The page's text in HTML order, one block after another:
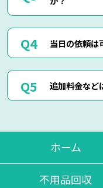
現地にて現物を確認
もございますので、
は、簡易お見積りを
正確なお見積りをご
頂ければ、無料にて
出張費などはもちろ
当社ではお見積り金
断で作業は行いませ
ただし悪質なキャン
場合もございます。
当日の依頼は
東京・神奈川・千葉
分で現地に到着させ
追加料金など
でご対応させて頂い
不当な追加料金等は
ホーム
不用品回収